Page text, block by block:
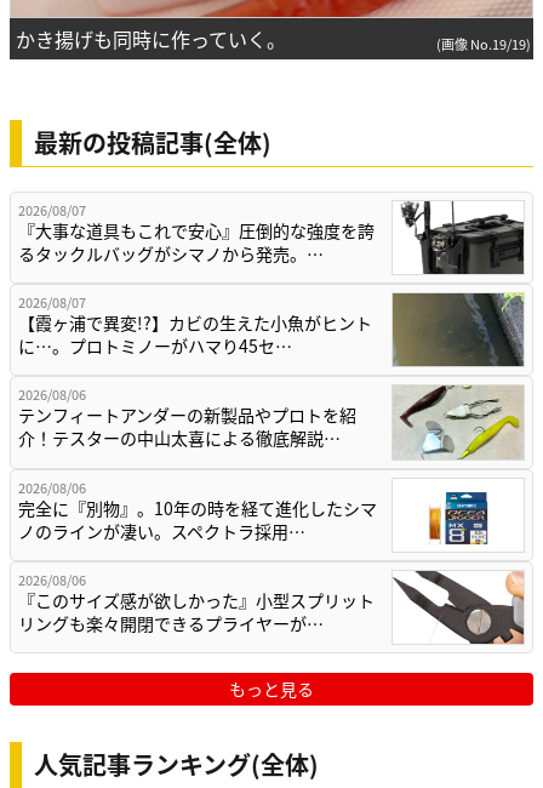
かき揚げも同時に作っていく。 (画像 No.19/19)
最新の投稿記事(全体)
2026/08/07
『大事な道具もこれで安心』圧倒的な強度を誇
るタックルバッグがシマノから発売。…
2026/08/07
【霞ヶ浦で異変!?】カビの生えた小魚がヒント
に…。プロトミノーがハマり45セ…
2026/08/06
テンフィートアンダーの新製品やプロトを紹
介！テスターの中山太喜による徹底解説…
2026/08/06
完全に『別物』。10年の時を経て進化したシマ
ノのラインが凄い。スペクトラ採用…
2026/08/06
『このサイズ感が欲しかった』小型スプリット
リングも楽々開閉できるプライヤーが…
もっと見る
人気記事ランキング(全体)